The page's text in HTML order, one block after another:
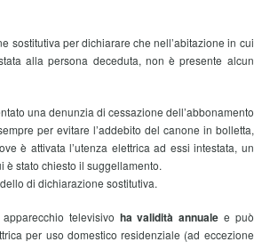
sostitutiva per dichiarare che nell’abitazione in cui
alla persona deceduta, non è presente alcun
una denunzia di cessazione dell’abbonamento
per evitare l’addebito del canone in bolletta,
è attivata l’utenza elettrica ad essi intestata, un
stato chiesto il suggellamento.
di dichiarazione sostitutiva.
televisivo ha validità annuale e può
per uso domestico residenziale (ad eccezione